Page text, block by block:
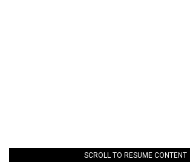
SCROLL TO RESUME CONTENT